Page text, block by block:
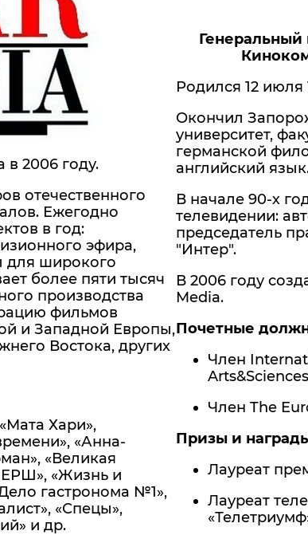
2006 году.
отечественного
Ежегодно
в год:
эфира,
для широкого
более пяти тысяч
производства
фильмов
и Западной Европы,
Востока, других
Хари»,
«Анна-
«Великая
«Жизнь и
гастронома №1»,
«Спецы»,
и др.
Генеральный
Родился 12 июля
Окончил
университет,
германской
английский
В начале 90-х
телевидении:
председатель
"Интер".
В 2006 году
Media.
Почетные
Член
Член The
Призы и
Лауреат
Лауреат